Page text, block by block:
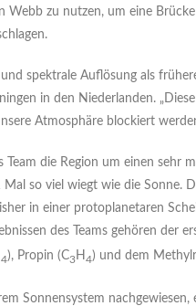
Webb zu nutzen, um eine
spektrale Auflösung als
in den Niederlanden.
Atmosphäre blockiert
Team die Region um einen sehr
so viel wiegt wie die Sonne.
in einer protoplanetaren
des Teams gehören der
4), Propin (C3H 4) und dem
Sonnensystem